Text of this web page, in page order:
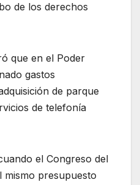
de los derechos
que en el Poder
gastos
de parque
de telefonía
el Congreso del
mismo presupuesto